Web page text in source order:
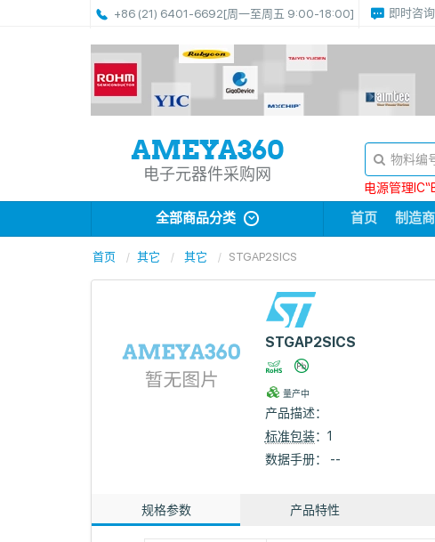
+86 (21) 6401-6692[周一至周五 9:00-18:00] 即时咨询
电子元器件采购网
电源管理
全部商品分类 首页 制造商
首页 其它 其它 STGAP2SICS
STGAP2SICS
量产中
产品描述：
标准包装：1
数据手册： --
规格参数 产品特性